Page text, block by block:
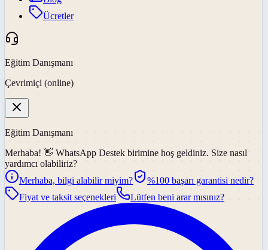
Ücretler
Eğitim Danışmanı
Çevrimiçi (online)
Eğitim Danışmanı
Merhaba! 👋 WhatsApp Destek birimine hoş geldiniz. Size nasıl
yardımcı olabiliriz?
Merhaba, bilgi alabilir miyim?
%100 başarı garantisi nedir?
Fiyat ve taksit seçenekleri
Lütfen beni arar mısınız?